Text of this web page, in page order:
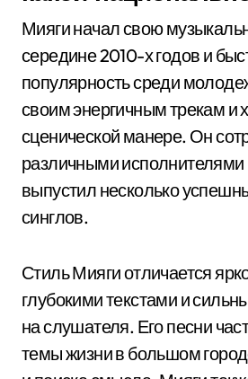
Мияги начал свою
середине 2010-х годов и
популярность среди
своим энергичным трекам и
сценической манере. Он
различными
выпустил несколько
синглов.
Стиль Мияги отличается
глубокими текстами и
на слушателя. Его песни
темы жизни в большом